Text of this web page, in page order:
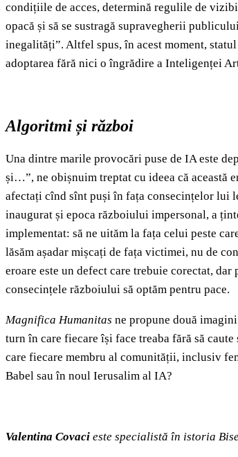
condițiile de acces, determină regulile de
opacă și să se sustragă supravegherii
inegalități”. Altfel spus, în acest moment,
adoptarea fără nici o îngrădire a Inteligenței
Algoritmi și război
Una dintre marile provocări puse de IA este
și…”, ne obișnuim treptat cu ideea că
afectați cînd sînt puși în fața consecințelor lui
inaugurat și epoca războiului impersonal, a
implementat: să ne uităm la fața celui peste
lăsăm așadar mișcați de fața victimei, nu de
eroare este un defect care trebuie corectat,
consecințele războiului să optăm pentru pace.
Magnifica Humanitas ne propune două
turn în care fiecare își face treaba fără să
care fiecare membru al comunității, inclusiv
Babel sau în noul Ierusalim al IA?
Valentina Covaci este specialistă în istoria